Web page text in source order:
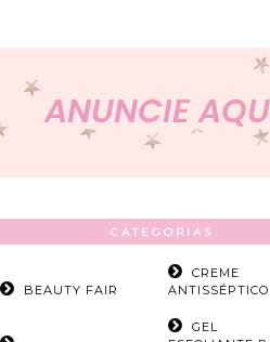
CATEGORIAS
BEAUTY FAIR
CREME
ANTISSÉPTICO
GEL